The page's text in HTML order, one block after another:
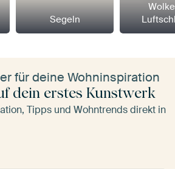
Segeln
für deine Wohninspiration
dein erstes Kunstwerk
Tipps und Wohntrends direkt in